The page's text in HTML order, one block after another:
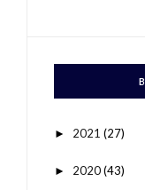
► 2021(27)
► 2020(43)